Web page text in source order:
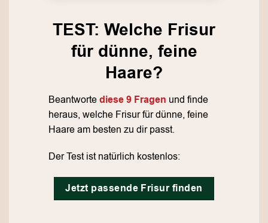
TEST: Welche Frisur
für dünne, feine
Haare?
Beantwortediese 9 Fragen und finde
heraus, welche Frisur für dünne, feine
Haare am besten zu dir passt.
Der Test ist natürlich kostenlos:
Jetzt passende Frisur finden